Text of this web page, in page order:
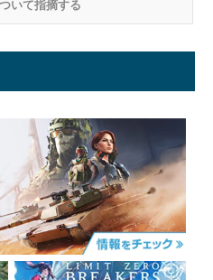
いて指摘する